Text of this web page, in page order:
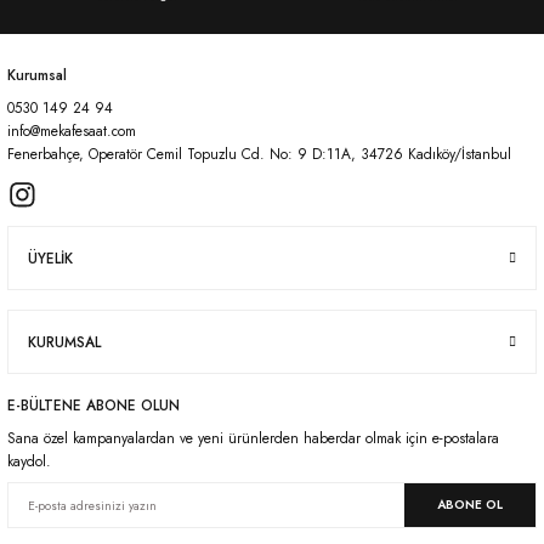
Kurumsal
0530 149 24 94
info@mekafesaat.com
Fenerbahçe, Operatör Cemil Topuzlu Cd. No: 9 D:11A, 34726 Kadıköy/İstanbul
ÜYELİK
KURUMSAL
E-BÜLTENE ABONE OLUN
Sana özel kampanyalardan ve yeni ürünlerden haberdar olmak için e-postalara
kaydol.
ABONE OL